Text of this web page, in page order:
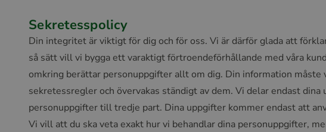
Sekretesspolicy
Din integritet är viktigt för dig och för oss. Vi är därför glada att
så sätt vill vi bygga ett varaktigt förtroendeförhållande med våra
omkring berättar personuppgifter allt om dig. Din information
sekretessregler och övervakas ständigt av dem. Vi delar endast
personuppgifter till tredje part. Dina uppgifter kommer endast att
Vi vill att du ska veta exakt hur vi behandlar dina personuppgifter,